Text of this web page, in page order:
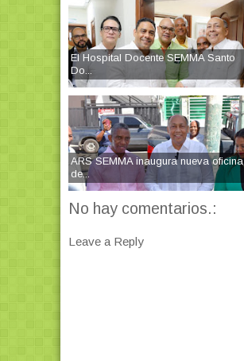
El Hospital Docente SEMMA Santo
Do...
ARS SEMMA inaugura nueva oficina
de...
No hay comentarios.:
Leave a Reply